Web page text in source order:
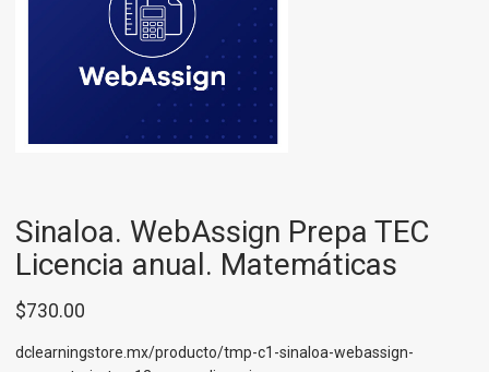
Sinaloa. WebAssign Prepa TEC
Licencia anual. Matemáticas
$730.00
dclearningstore.mx/producto/tmp-c1-sinaloa-webassign-